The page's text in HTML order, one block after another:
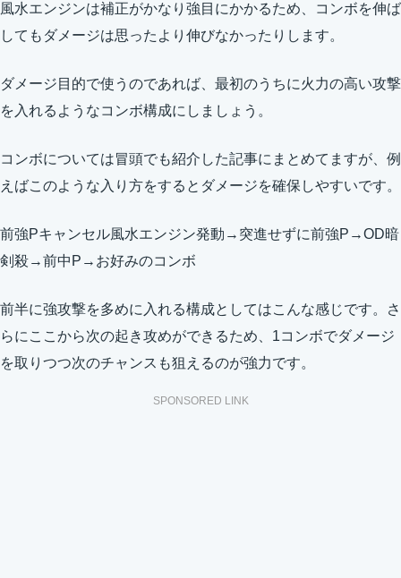
風水エンジンは補正がかなり強目にかかるため、コンボを伸ば
してもダメージは思ったより伸びなかったりします。
ダメージ目的で使うのであれば、最初のうちに火力の高い攻撃
を入れるようなコンボ構成にしましょう。
コンボについては冒頭でも紹介した記事にまとめてますが、例
えばこのような入り方をするとダメージを確保しやすいです。
前強Pキャンセル風水エンジン発動→突進せずに前強P→OD暗
剣殺→前中P→お好みのコンボ
前半に強攻撃を多めに入れる構成としてはこんな感じです。さ
らにここから次の起き攻めができるため、1コンボでダメージ
を取りつつ次のチャンスも狙えるのが強力です。
SPONSORED LINK